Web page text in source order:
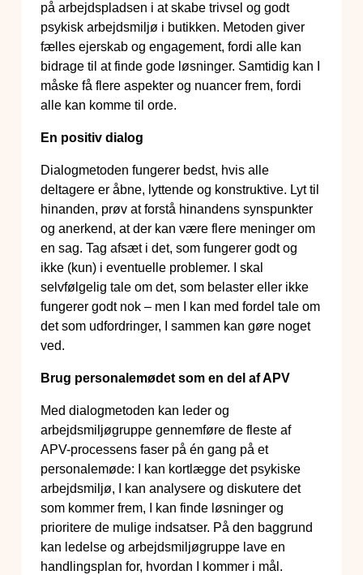
på arbejdspladsen i at skabe trivsel og godt
psykisk arbejdsmiljø i butikken. Metoden giver
fælles ejerskab og engagement, fordi alle kan
bidrage til at finde gode løsninger. Samtidig kan I
måske få flere aspekter og nuancer frem, fordi
alle kan komme til orde.
En positiv dialog
Dialogmetoden fungerer bedst, hvis alle
deltagere er åbne, lyttende og konstruktive. Lyt til
hinanden, prøv at forstå hinandens synspunkter
og anerkend, at der kan være flere meninger om
en sag. Tag afsæt i det, som fungerer godt og
ikke (kun) i eventuelle problemer. I skal
selvfølgelig tale om det, som belaster eller ikke
fungerer godt nok – men I kan med fordel tale om
det som udfordringer, I sammen kan gøre noget
ved.
Brug personalemødet som en del af APV
Med dialogmetoden kan leder og
arbejdsmiljøgruppe gennemføre de fleste af
APV-processens faser på én gang på et
personalemøde: I kan kortlægge det psykiske
arbejdsmiljø, I kan analysere og diskutere det
som kommer frem, I kan finde løsninger og
prioritere de mulige indsatser. På den baggrund
kan ledelse og arbejdsmiljøgruppe lave en
handlingsplan for, hvordan I kommer i mål.